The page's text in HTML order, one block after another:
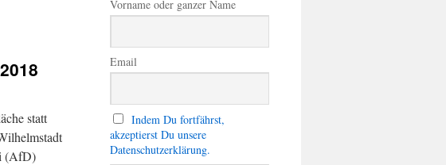
statt
(AfD)
Vorname oder ganzer Name
Email
Indem Du fortfährst,
akzeptierst Du unsere
Datenschutzerklärung.